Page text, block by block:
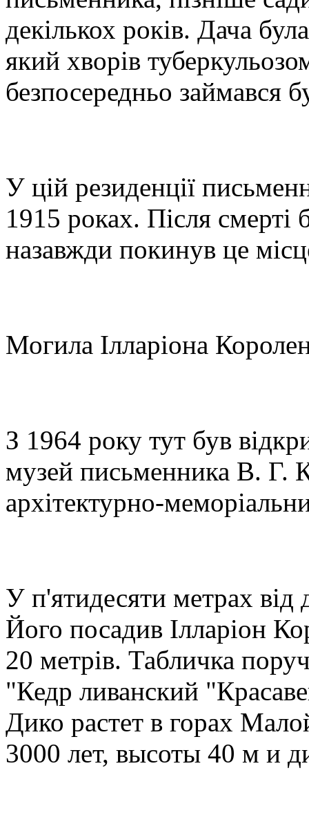
декількох років. Дача
який хворів
безпосередньо займався
У цій резиденції
1915 роках. Після смерті
назавжди покинув це
Могила Ілларіона
З 1964 року тут був
музей письменника В. Г.
архітектурно-
У п'ятидесяти метрах від
Його посадив Ілларіон
20 метрів. Табличка
"Кедр ливанский
Дико растет в горах
3000 лет, высоты 40 м и